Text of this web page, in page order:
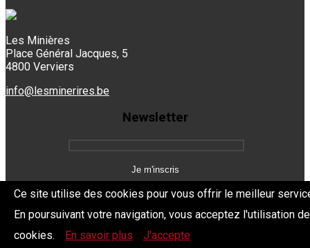
Les Minières
Place Général Jacques, 5
4800 Verviers
info@lesminerires.be
Newsletter
Copyright 2026 Les Mine'Rires - Politique de confidentialité
Ce site utilise des cookies pour vous offrir le meilleur
En poursuivant votre navigation, vous acceptez l'utilisation
cookies.
En savoir plus J'accepte